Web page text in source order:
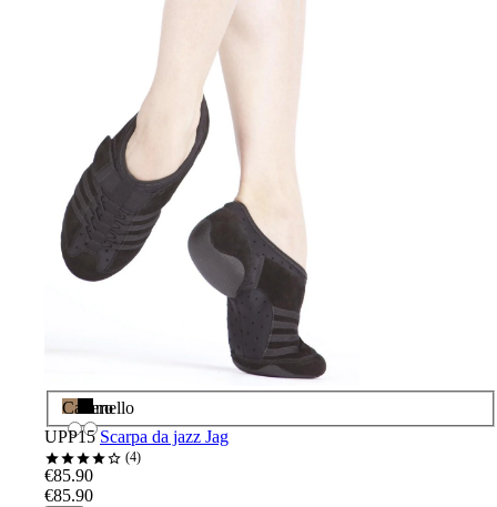
Caramello
Nero
UPP15 Scarpa da jazz Jag
4
€85.90
€85.90